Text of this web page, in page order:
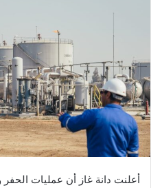
أعلنت دانة غاز أن عمليات